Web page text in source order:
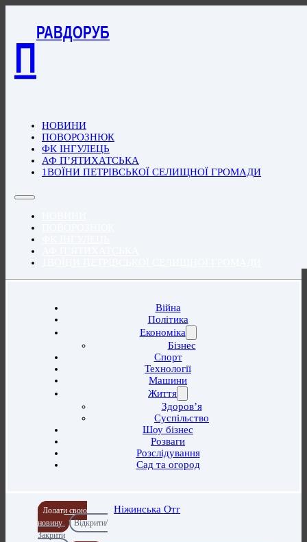
П
РАВДОРУБ
НОВИНИ
ПОВОРОЗНЮК
ФК ІНГУЛЕЦЬ
АФ П’ЯТИХАТСЬКА
1ВОЇНИ ПЕТРІВСЬКОЇ СЕЛИЩНОЇ ГРОМАДИ
Війна
Політика
Економіка
Бізнес
Спорт
Технології
Машини
Життя
Здоров’я
Суспільство
Шоу бізнес
Розваги
Розслідування
Сад та огород
Додати свою
новину
Відкрити/
Закрити
Ніжинська Отг